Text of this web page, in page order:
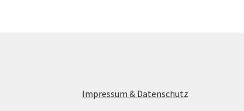
Impressum & Datenschutz